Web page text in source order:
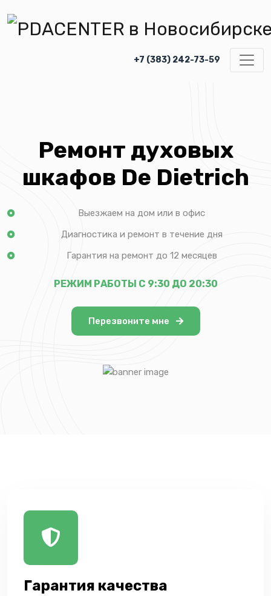
+7 (383) 242-73-59
Ремонт духовых
шкафов De Dietrich
Выезжаем на дом или в офис
Диагностика и ремонт в течение дня
Гарантия на ремонт до 12 месяцев
РЕЖИМ РАБОТЫ С 9:30 ДО 20:30
Перезвоните мне
Гарантия качества